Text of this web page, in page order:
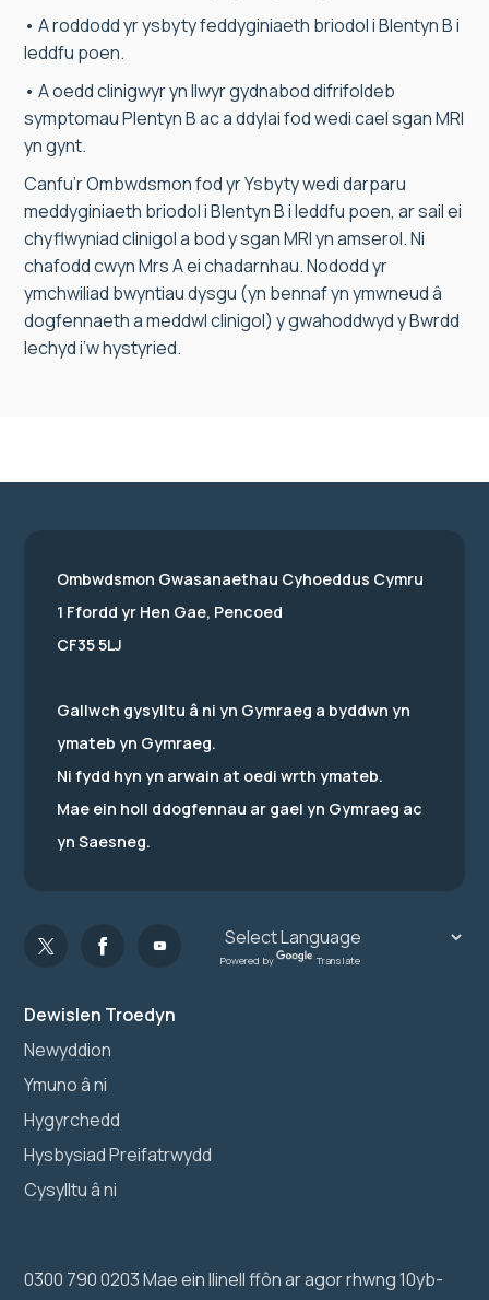
• A roddodd yr ysbyty feddyginiaeth briodol i Blentyn B i
leddfu poen.
• A oedd clinigwyr yn llwyr gydnabod difrifoldeb
symptomau Plentyn B ac a ddylai fod wedi cael sgan MRI
yn gynt.
Canfu’r Ombwdsmon fod yr Ysbyty wedi darparu
meddyginiaeth briodol i Blentyn B i leddfu poen, ar sail ei
chyflwyniad clinigol a bod y sgan MRI yn amserol. Ni
chafodd cwyn Mrs A ei chadarnhau. Nododd yr
ymchwiliad bwyntiau dysgu (yn bennaf yn ymwneud â
dogfennaeth a meddwl clinigol) y gwahoddwyd y Bwrdd
Iechyd i’w hystyried.
Dewislen Troedyn
Newyddion
Ymuno â ni
Hygyrchedd
Hysbysiad Preifatrwydd
Cysylltu â ni
0300 790 0203 Mae ein llinell ffôn ar agor rhwng 10yb-
Ombwdsmon Gwasanaethau Cyhoeddus Cymru
1 Ffordd yr Hen Gae, Pencoed
CF35 5LJ
Gallwch gysylltu â ni yn Gymraeg a byddwn yn
ymateb yn Gymraeg.
Ni fydd hyn yn arwain at oedi wrth ymateb.
Mae ein holl ddogfennau ar gael yn Gymraeg ac
yn Saesneg.
Powered by Translate